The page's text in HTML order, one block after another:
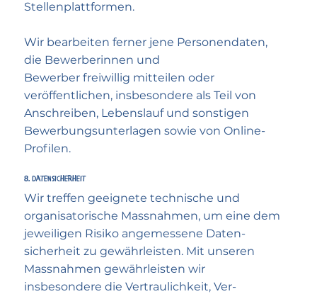
Stellenplattformen.
Wir bearbeiten ferner jene Personendaten,
die Bewerberinnen und
Bewerber freiwillig mitteilen oder
veröffentlichen, insbesondere als Teil von
Anschreiben, Lebenslauf und sonstigen
Bewerbungsunterlagen sowie von Online-
Profilen.
8. Daten­sicherheit
Wir treffen geeignete technische und
organisatorische Mass­nahmen, um eine dem
jeweiligen Risiko angemessene Daten­
sicherheit zu gewähr­leisten. Mit unseren
Mass­nahmen gewähr­leisten wir
insbesondere die Ver­traulichkeit, Ver­